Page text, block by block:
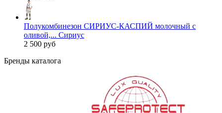
Полукомбинезон СИРИУС-КАСПИЙ молочный с
оливой,... Сириус
2 500 руб
Бренды каталога